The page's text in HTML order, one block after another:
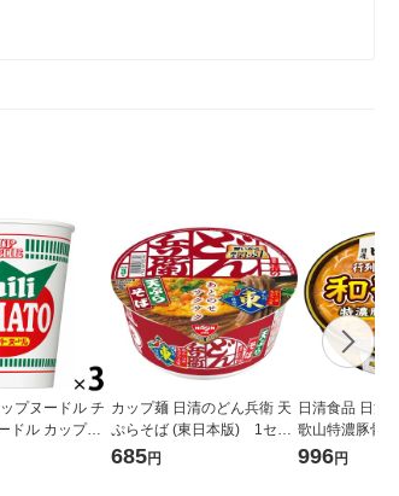
プヌードル チ
ドル カップ麺
ン 3個
カップ麺 日清のどん兵衛 天
ぷらそば (東日本版) 1セッ
ト（3食入） 日清食品
685円
日清食品 日清
歌山特濃豚骨
カップ麺 カッ
996円